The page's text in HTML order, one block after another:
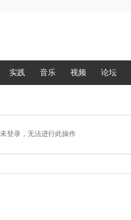
实践 音乐 视频 论坛
登录，无法进行此操作